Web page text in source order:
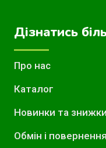
Дізнатись
Про нас
Каталог
Новинки та знижки
Обмін і повернення